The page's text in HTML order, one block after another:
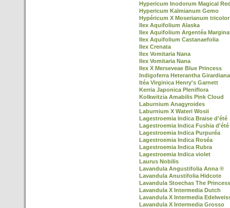
Hypericum Inodorum Magical
Hypericum Kalmianum Gemo
Hypéricum X Moserianum tricolor
Ilex Aquifolium Alaska
Ilex Aquifolium Argentéa
Ilex Aquifolium Castanaefolia
Ilex Crenata
Ilex Vomitaria Nana
Ilex Vomitaria Nana
Ilex X Merseveae Blue Princess
Indigoferra Heterantha Girardiana
Itéa Virginica Henry's Garnett
Kerria Japonica Pleniflora
Kolkwitzia Amabilis Pink Cloud
Laburnium Anagyroides
Laburnium X Wateri Wosii
Lagestroemia Indica Braise d'été
Lagestroemia Indica Fushia d'été
Lagestroemia Indica Purpuréa
Lagestroemia Indica Roséa
Lagestroemia Indica Rubra
Lagestroemia Indica violet
Laurus Nobilis
Lavandula Angustifolia Anna ®
Lavandula Anustifolia Hidcote
Lavandula Stoechas The
Lavandula X Intermedia Dutch
Lavandula X Intermedia
Lavandula X Intermedia Grosso